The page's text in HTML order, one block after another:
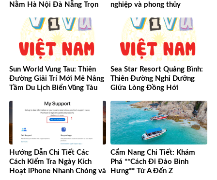
Nằm Hà Nội Đà Nẵng Trọn
nghiệp và phong thủy
Sun World Vung Tau: Thiên
Đường Giải Trí Mới Mẻ Nâng
Tầm Du Lịch Biển Vũng Tàu
Sea Star Resort Quảng Bình:
Thiên Đường Nghỉ Dưỡng
Giữa Lòng Đồng Hới
Hướng Dẫn Chi Tiết Các
Cách Kiểm Tra Ngày Kích
Hoạt iPhone Nhanh Chóng và
Cẩm Nang Chi Tiết: Khám
Phá **Cách Đi Đảo Bình
Hưng** Từ A Đến Z